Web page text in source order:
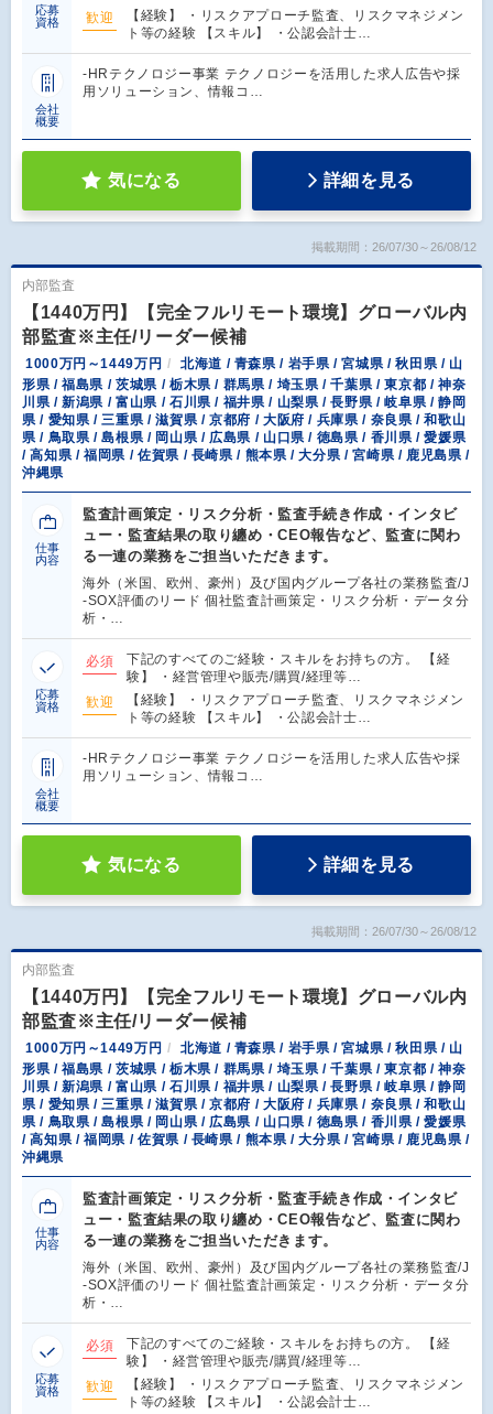
応募
資格
歓迎
【経験】 ・リスクアプローチ監査、リスクマネジメン
ト等の経験 【スキル】 ・公認会計士…
会社
概要
-HRテクノロジー事業 テクノロジーを活用した求人広告や採
用ソリューション、情報コ…
気になる 詳細を見る
掲載期間：26/07/30～26/08/12
内部監査
【1440万円】【完全フルリモート環境】グローバル内
部監査※主任/リーダー候補
1000万円～1449万円
北海道 / 青森県 / 岩手県 / 宮城県 / 秋田県 / 山
形県 / 福島県 / 茨城県 / 栃木県 / 群馬県 / 埼玉県 / 千葉県 / 東京都 / 神奈
川県 / 新潟県 / 富山県 / 石川県 / 福井県 / 山梨県 / 長野県 / 岐阜県 / 静岡
県 / 愛知県 / 三重県 / 滋賀県 / 京都府 / 大阪府 / 兵庫県 / 奈良県 / 和歌山
県 / 鳥取県 / 島根県 / 岡山県 / 広島県 / 山口県 / 徳島県 / 香川県 / 愛媛県
/ 高知県 / 福岡県 / 佐賀県 / 長崎県 / 熊本県 / 大分県 / 宮崎県 / 鹿児島県 /
沖縄県
仕事
内容
監査計画策定・リスク分析・監査手続き作成・インタビ
ュー・監査結果の取り纏め・CEO報告など、監査に関わ
る一連の業務をご担当いただきます。
海外（米国、欧州、豪州）及び国内グループ各社の業務監査/J
-SOX評価のリード 個社監査計画策定・リスク分析・データ分
析・…
応募
資格
必須
下記のすべてのご経験・スキルをお持ちの方。 【経
験】 ・経営管理や販売/購買/経理等…
歓迎
【経験】 ・リスクアプローチ監査、リスクマネジメン
ト等の経験 【スキル】 ・公認会計士…
会社
概要
-HRテクノロジー事業 テクノロジーを活用した求人広告や採
用ソリューション、情報コ…
気になる 詳細を見る
掲載期間：26/07/30～26/08/12
内部監査
【1440万円】【完全フルリモート環境】グローバル内
部監査※主任/リーダー候補
1000万円～1449万円
北海道 / 青森県 / 岩手県 / 宮城県 / 秋田県 / 山
形県 / 福島県 / 茨城県 / 栃木県 / 群馬県 / 埼玉県 / 千葉県 / 東京都 / 神奈
川県 / 新潟県 / 富山県 / 石川県 / 福井県 / 山梨県 / 長野県 / 岐阜県 / 静岡
県 / 愛知県 / 三重県 / 滋賀県 / 京都府 / 大阪府 / 兵庫県 / 奈良県 / 和歌山
県 / 鳥取県 / 島根県 / 岡山県 / 広島県 / 山口県 / 徳島県 / 香川県 / 愛媛県
/ 高知県 / 福岡県 / 佐賀県 / 長崎県 / 熊本県 / 大分県 / 宮崎県 / 鹿児島県 /
沖縄県
仕事
内容
監査計画策定・リスク分析・監査手続き作成・インタビ
ュー・監査結果の取り纏め・CEO報告など、監査に関わ
る一連の業務をご担当いただきます。
海外（米国、欧州、豪州）及び国内グループ各社の業務監査/J
-SOX評価のリード 個社監査計画策定・リスク分析・データ分
析・…
応募
資格
必須
下記のすべてのご経験・スキルをお持ちの方。 【経
験】 ・経営管理や販売/購買/経理等…
歓迎
【経験】 ・リスクアプローチ監査、リスクマネジメン
ト等の経験 【スキル】 ・公認会計士…